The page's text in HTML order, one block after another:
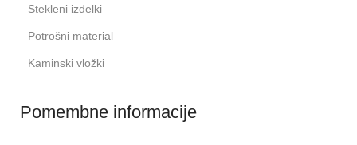
Stekleni izdelki
Potrošni material
Kaminski vložki
Pomembne informacije